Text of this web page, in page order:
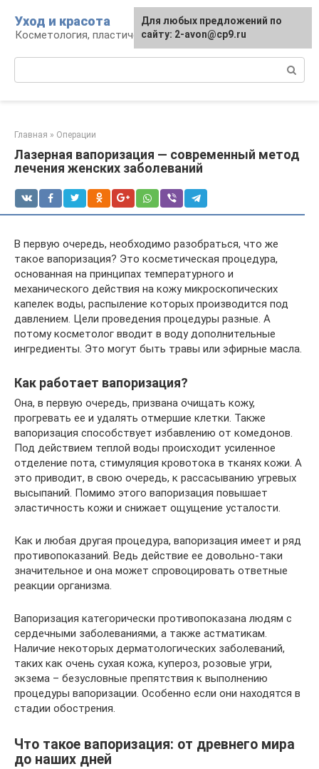
контенту
Уход и красота
Косметология, пластическая хирургия, уход
Главная » Операции
Лазерная вапоризация — современный метод
лечения женских заболеваний
В первую очередь, необходимо разобраться, что же
такое вапоризация? Это косметическая процедура,
основанная на принципах температурного и
механического действия на кожу микроскопических
капелек воды, распыление которых производится под
давлением. Цели проведения процедуры разные. А
потому косметолог вводит в воду дополнительные
ингредиенты. Это могут быть травы или эфирные масла.
Как работает вапоризация?
Она, в первую очередь, призвана очищать кожу,
прогревать ее и удалять отмершие клетки. Также
вапоризация способствует избавлению от комедонов.
Под действием теплой воды происходит усиленное
отделение пота, стимуляция кровотока в тканях кожи. А
это приводит, в свою очередь, к рассасыванию угревых
высыпаний. Помимо этого вапоризация повышает
эластичность кожи и снижает ощущение усталости.
Как и любая другая процедура, вапоризация имеет и ряд
противопоказаний. Ведь действие ее довольно-таки
значительное и она может спровоцировать ответные
реакции организма.
Вапоризация категорически противопоказана людям с
сердечными заболеваниями, а также астматикам.
Наличие некоторых дерматологических заболеваний,
таких как очень сухая кожа, купероз, розовые угри,
экзема – безусловные препятствия к выполнению
процедуры вапоризации. Особенно если они находятся в
стадии обострения.
Что такое вапоризация: от древнего мира
до наших дней
Для любых предложений по
сайту: 2-avon@cp9.ru